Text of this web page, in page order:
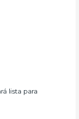
lista para